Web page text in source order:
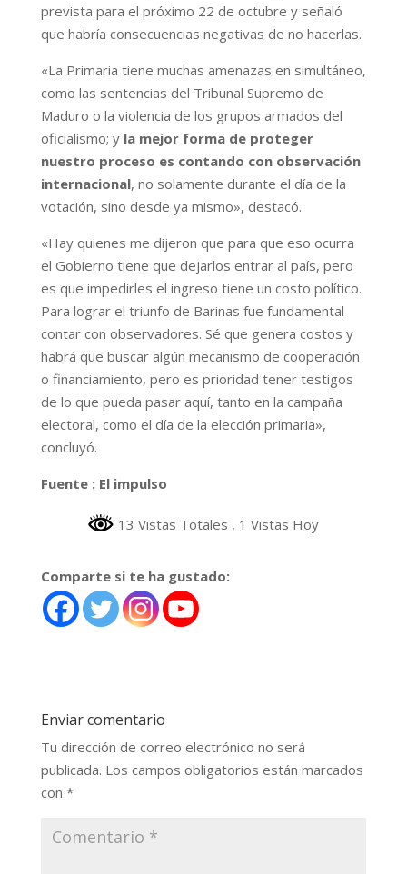
prevista para el próximo 22 de octubre y señaló
que habría consecuencias negativas de no hacerlas.
«La Primaria tiene muchas amenazas en simultáneo,
como las sentencias del Tribunal Supremo de
Maduro o la violencia de los grupos armados del
oficialismo; y la mejor forma de proteger
nuestro proceso es contando con observación
internacional, no solamente durante el día de la
votación, sino desde ya mismo», destacó.
«Hay quienes me dijeron que para que eso ocurra
el Gobierno tiene que dejarlos entrar al país, pero
es que impedirles el ingreso tiene un costo político.
Para lograr el triunfo de Barinas fue fundamental
contar con observadores. Sé que genera costos y
habrá que buscar algún mecanismo de cooperación
o financiamiento, pero es prioridad tener testigos
de lo que pueda pasar aquí, tanto en la campaña
electoral, como el día de la elección primaria»,
concluyó.
Fuente : El impulso
13 Vistas Totales , 1 Vistas Hoy
Comparte si te ha gustado:
Enviar comentario
Tu dirección de correo electrónico no será
publicada. Los campos obligatorios están marcados
con *